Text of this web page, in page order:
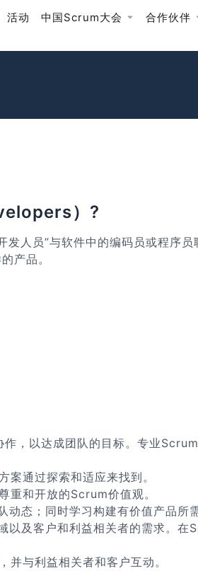
活动 中国Scrum大会 合作伙伴
）?
人员”与软件中的编码员或程序
产品。
，以达成团队的目标。专业
通过探索和适应来找到。
重和开放的Scrum价值观。
态；同时学习构建有价值产品所
以及客户和利益相关者的需求。
与利益相关者和客户互动。